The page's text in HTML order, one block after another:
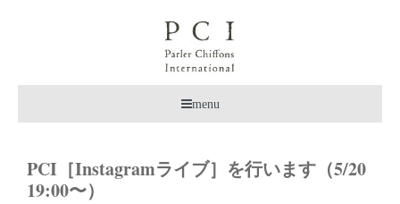
menu
PCI［Instagramライブ］を行います（5/20
19:00〜）